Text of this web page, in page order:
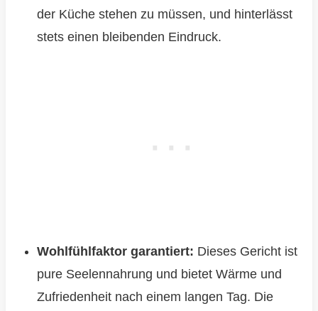
der Küche stehen zu müssen, und hinterlässt
stets einen bleibenden Eindruck.
Wohlfühlfaktor garantiert: Dieses Gericht ist
pure Seelennahrung und bietet Wärme und
Zufriedenheit nach einem langen Tag. Die